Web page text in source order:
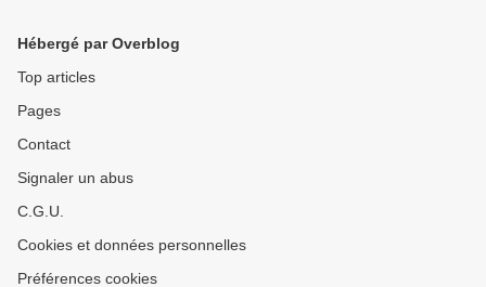
Hébergé par Overblog
Top articles
Pages
Contact
Signaler un abus
C.G.U.
Cookies et données personnelles
Préférences cookies